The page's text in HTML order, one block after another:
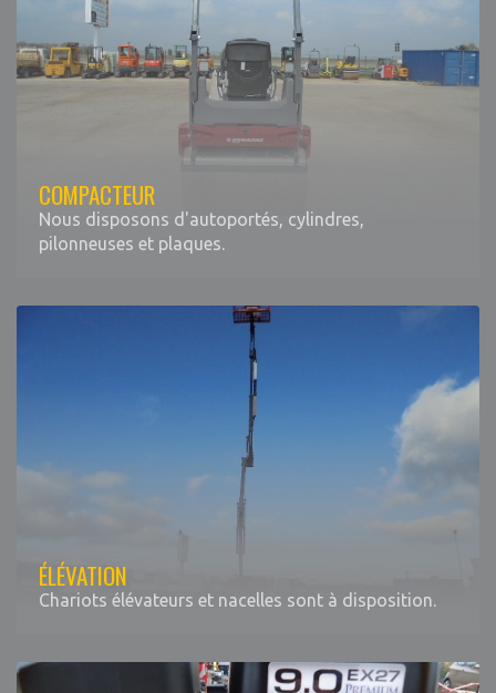
COMPACTEUR
Nous disposons d'autoportés, cylindres,
pilonneuses et plaques.
ÉLÉVATION
Chariots élévateurs et nacelles sont à disposition.